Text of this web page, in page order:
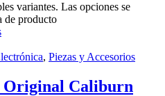
variantes. Las opciones se
de producto
, Piezas y Accesorios
Caliburn